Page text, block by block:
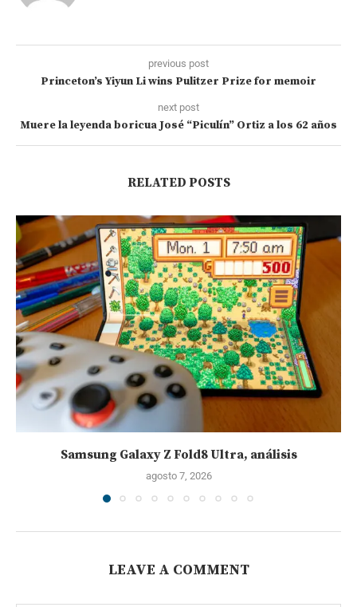
previous post
Princeton’s Yiyun Li wins Pulitzer Prize for memoir
next post
Muere la leyenda boricua José “Piculín” Ortiz a los 62 años
RELATED POSTS
Samsung Galaxy Z Fold8 Ultra, análisis
agosto 7, 2026
LEAVE A COMMENT